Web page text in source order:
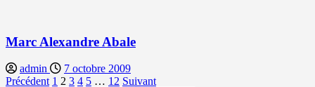
Marc Alexandre Abale
admin 7 octobre 2009
Précédent 1 2 3 4 5 … 12 Suivant